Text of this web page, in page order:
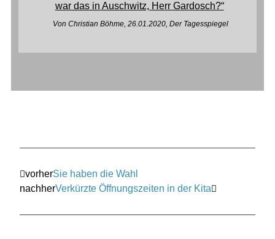
war das in Auschwitz, Herr Gardosch?“
Von Christian Böhme, 26.01.2020, Der Tagesspiegel
vorherSie haben die Wahl
nachherVerkürzte Öffnungszeiten in der Kita